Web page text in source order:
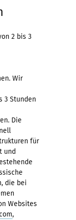
2 bis 3
Wir
3 Stunden
Die
für
und
die bei
Websites
,